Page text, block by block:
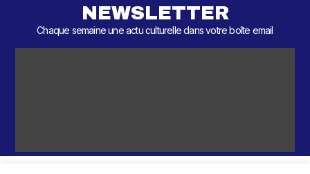
NEWSLETTER
Chaque semaine une actu culturelle dans votre boîte email